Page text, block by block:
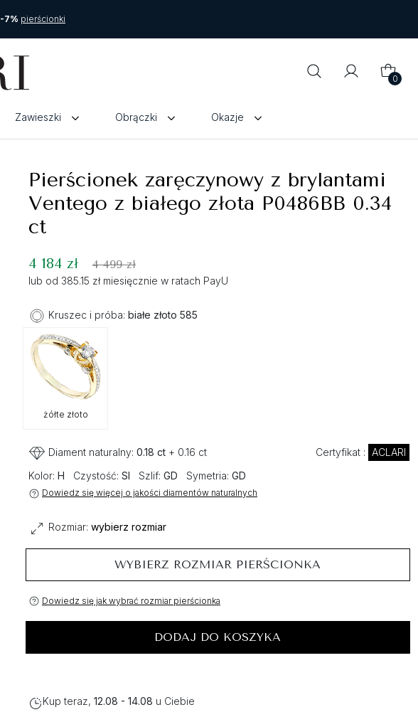
-7% pierścionki
0
Zawieszki Obrączki Okazje
Pierścionek zaręczynowy z brylantami
Ventego z białego złota P0486BB 0.34
ct
4 184 zł 4 499 zł
lub od 385.15 zł miesięcznie w ratach PayU
Kruszec i próba: białe złoto 585
żółte złoto
Diament naturalny: 0.18 ct + 0.16 ct Certyfikat : ACLARI
Kolor: H Czystość: SI Szlif: GD Symetria: GD
Dowiedz się więcej o jakości diamentów naturalnych
Rozmiar: wybierz rozmiar
WYBIERZ ROZMIAR PIERŚCIONKA
Dowiedz się jak wybrać rozmiar pierścionka
DODAJ DO KOSZYKA
Kup teraz, 12.08 - 14.08 u Ciebie